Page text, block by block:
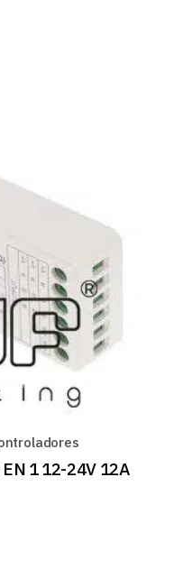
1 12-24V 12A